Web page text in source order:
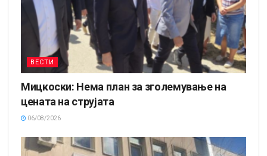
ВЕСТИ
Мицкоски: Нема план за зголемување на
цената на струјата
06/08/2026